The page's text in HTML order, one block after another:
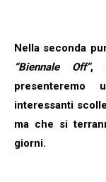
Nella seconda
“Biennale Off”,
interessanti
ma che si
giorni.